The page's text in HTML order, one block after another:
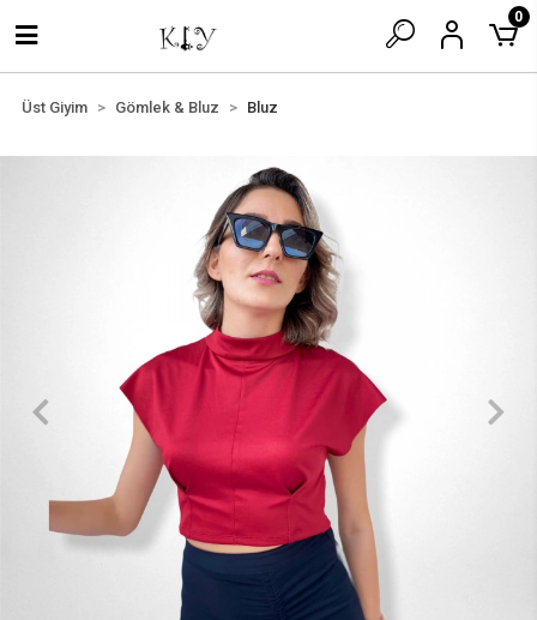
0
Üst Giyim Gömlek & Bluz Bluz